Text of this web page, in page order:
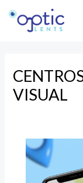
VISUAL